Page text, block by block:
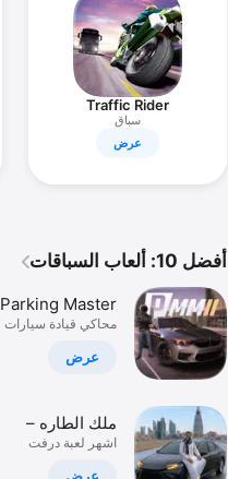
Traffic Rider
سباق
عرض
أفضل 10: ألعاب السباقات
Parking Master
Multiplayer 2
محاكي قيادة سيارات
عرض
ملك الطاره –
هجوله و حوادث
اشهر لعبة درفت
عرض